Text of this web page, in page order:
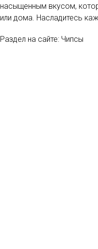
насыщенным вкусом,
или дома. Насладитесь
Раздел на сайте: Чипсы